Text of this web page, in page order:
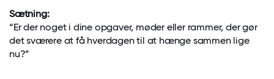
Sætning:
“Er der noget i dine opgaver, møder eller rammer, der gør
det sværere at få hverdagen til at hænge sammen lige
nu?”